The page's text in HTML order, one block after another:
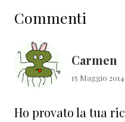
del
lettore
Commenti
Carmen
15 Maggio
Ho provato la tua